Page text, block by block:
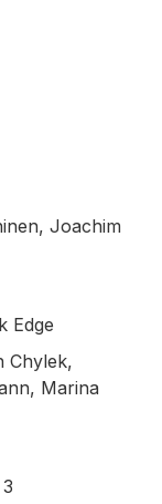
Joachim
Edge
Chylek,
Marina